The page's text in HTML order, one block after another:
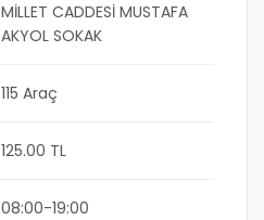
MİLLET CADDESİ MUSTAFA
AKYOL SOKAK
115 Araç
125.00 TL
08:00-19:00